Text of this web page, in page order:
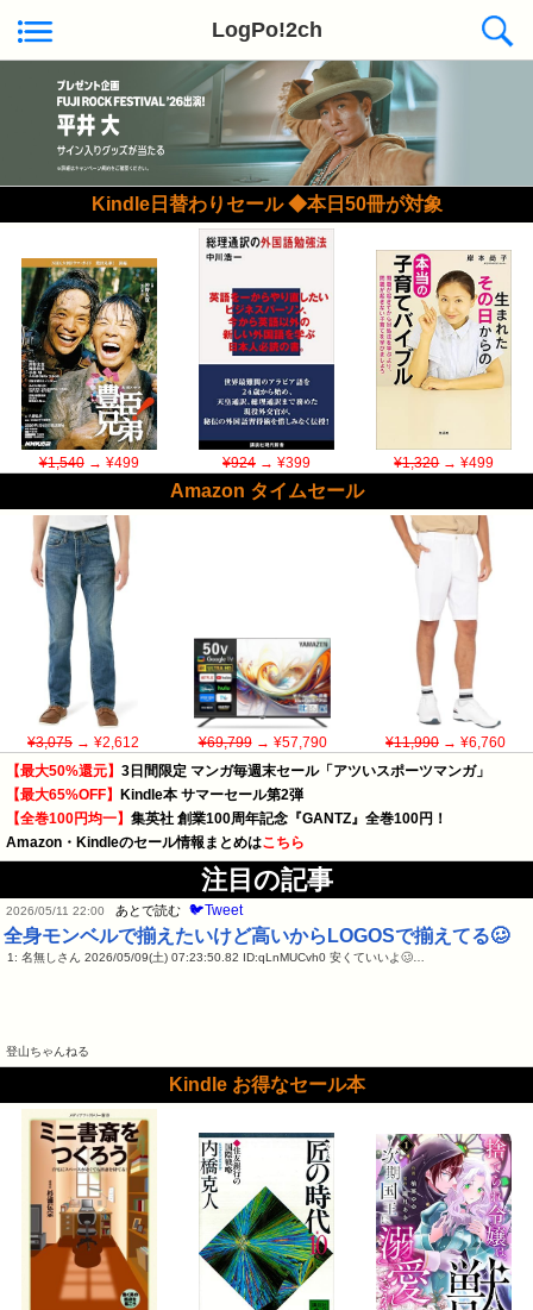
LogPo!2ch
Kindle日替わりセール ◆本日50冊が対象
¥1,540→ ¥499 ¥924→ ¥399 ¥1,320→ ¥499
Amazon タイムセール
¥3,075 → ¥2,612 ¥69,799→ ¥57,790 ¥11,990 → ¥6,760
【最大50%還元】 3日間限定 マンガ毎週末セール「アツいスポーツマンガ」
【最大65%OFF】 Kindle本 サマーセール第2弾
【全巻100円均一】 集英社 創業100周年記念『GANTZ』全巻100円！
Amazon・Kindleのセール情報まとめはこちら
注目の記事
2026/05/11 22:00 あとで読む 🐦Tweet
全身モンベルで揃えたいけど高いからLOGOSで揃えてる🥴
1: 名無しさん 2026/05/09(土) 07:23:50.82 ID:qLnMUCvh0 安くていいよ🥴…
登山ちゃんねる
Kindle お得なセール本